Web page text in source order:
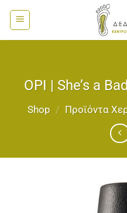
Μετάβαση
στο
περιεχόμενο
OPI | She’s a
Shop / Προϊόντα